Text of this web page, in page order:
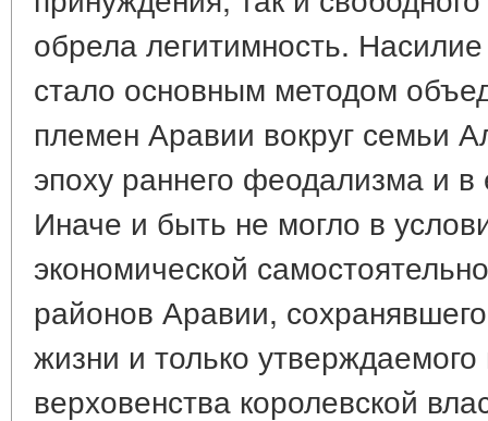
обрела легитимность.
стало основным методом
племен Аравии вокруг семьи
эпоху раннего феодализма и в
Иначе и быть не могло в
экономической
районов Аравии,
жизни и только
верховенства королевской